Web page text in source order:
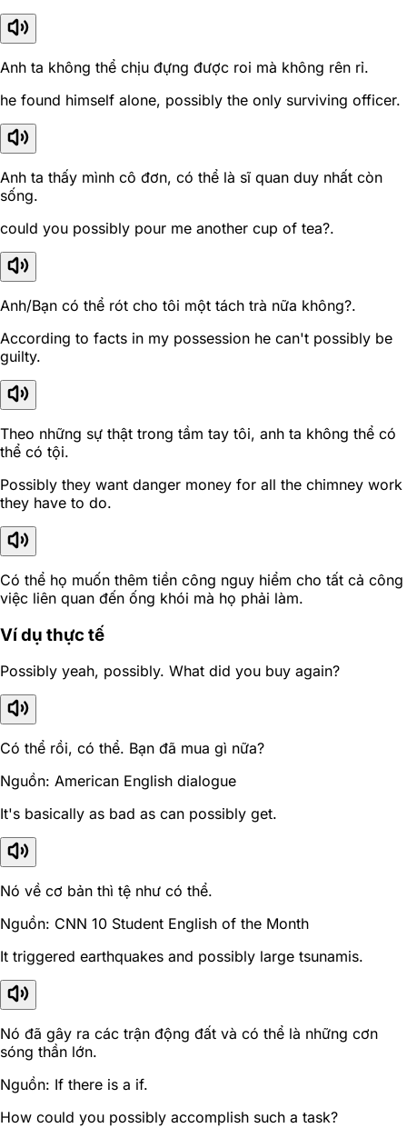
Anh ta không thể chịu đựng được roi mà không rên rỉ.
he found himself alone, possibly the only surviving officer.
Anh ta thấy mình cô đơn, có thể là sĩ quan duy nhất còn
sống.
could you possibly pour me another cup of tea?.
Anh/Bạn có thể rót cho tôi một tách trà nữa không?.
According to facts in my possession he can't possibly be
guilty.
Theo những sự thật trong tầm tay tôi, anh ta không thể có
thể có tội.
Possibly they want danger money for all the chimney work
they have to do.
Có thể họ muốn thêm tiền công nguy hiểm cho tất cả công
việc liên quan đến ống khói mà họ phải làm.
Ví dụ thực tế
Possibly yeah, possibly. What did you buy again?
Có thể rồi, có thể. Bạn đã mua gì nữa?
Nguồn: American English dialogue
It's basically as bad as can possibly get.
Nó về cơ bản thì tệ như có thể.
Nguồn: CNN 10 Student English of the Month
It triggered earthquakes and possibly large tsunamis.
Nó đã gây ra các trận động đất và có thể là những cơn
sóng thần lớn.
Nguồn: If there is a if.
How could you possibly accomplish such a task?